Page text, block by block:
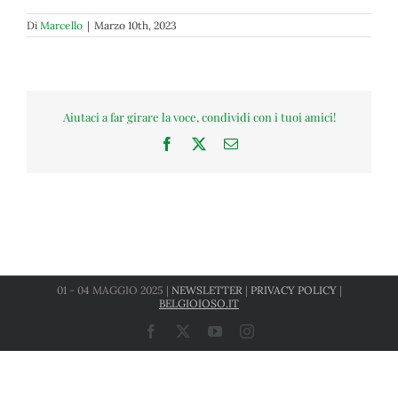
Di Marcello | Marzo 10th, 2023
Aiutaci a far girare la voce, condividi con i tuoi amici!
Facebook Email
01 - 04 MAGGIO 2025 | NEWSLETTER | PRIVACY POLICY|
BELGIOIOSO.IT
Facebook YouTubeInstagram